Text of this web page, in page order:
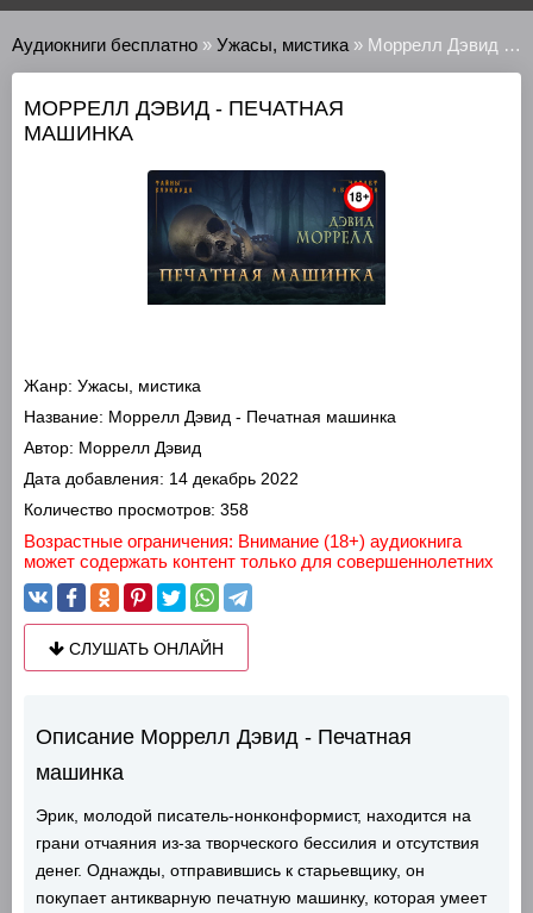
Аудиокниги бесплатно » Ужасы, мистика » Моррелл Дэвид - Печатная машинка
МОРРЕЛЛ ДЭВИД - ПЕЧАТНАЯ
МАШИНКА
Жанр: Ужасы, мистика
Название: Моррелл Дэвид - Печатная машинка
Автор: Моррелл Дэвид
Дата добавления: 14 декабрь 2022
Количество просмотров: 358
Возрастные ограничения: Внимание (18+) аудиокнига
может содержать контент только для совершеннолетних
СЛУШАТЬ ОНЛАЙН
Описание Моррелл Дэвид - Печатная
машинка
Эрик, молодой писатель-нонконформист, находится на
грани отчаяния из-за творческого бессилия и отсутствия
денег. Однажды, отправившись к старьевщику, он
покупает антикварную печатную машинку, которая умеет